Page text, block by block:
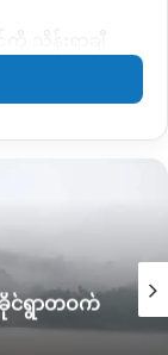
ြစ်လာနိုင်တယ်ဆို
ာပါတယ်။
ပိုင်ရှင် ဦးသိန်း
က်က ဖမ်းဆီး
ြာမှာဘဲ ပစ်ခတ်
ခိုင်ရွာတဝက်